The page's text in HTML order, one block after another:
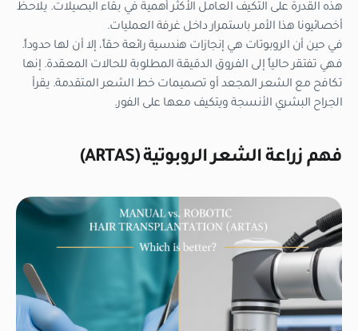
هذه القدرة على التكيف العامل الأكثر أهمية في بقاء البصيلات. يلاحظ
أخصائيونا هذا الأمر باستمرار داخل غرفة العمليات.
في حين أن الروبوتات هي إنجازات هندسية رائعة حقاً، إلا أن لها حدوداً.
فهي تفتقر حالياً إلى الفروق الدقيقة المطلوبة للحالات المعقدة. إنها
تكافح مع الشعر المجعد أو تصميمات خط الشعر المتقدمة. يقرأ
الجراح البشري الأنسجة ويتكيف معها على الفور.
فهم زراعة الشعر الروبوتية (ARTAS)